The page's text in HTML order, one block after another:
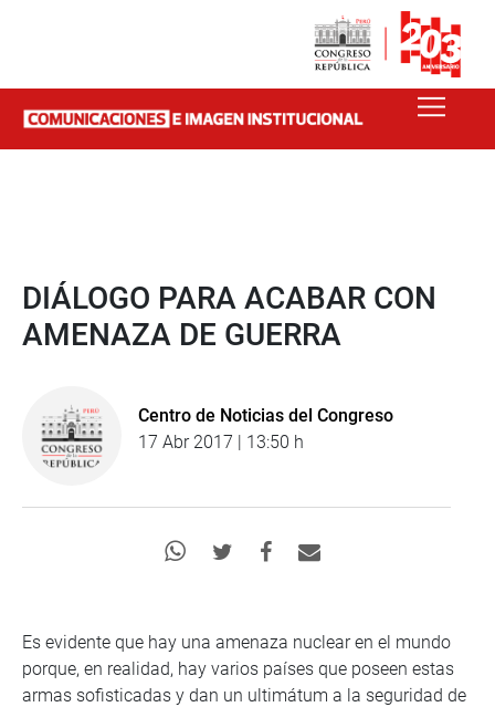
DIÁLOGO PARA ACABAR CON
AMENAZA DE GUERRA
Centro de Noticias del Congreso
17 Abr 2017 | 13:50 h
Es evidente que hay una amenaza nuclear en el mundo
porque, en realidad, hay varios países que poseen estas
armas sofisticadas y dan un ultimátum a la seguridad de